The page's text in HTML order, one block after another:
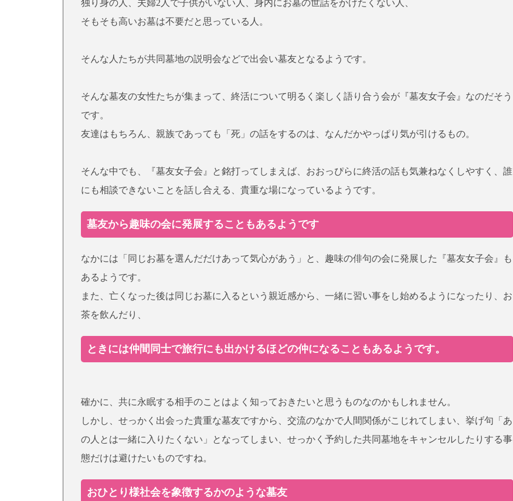
独り身の人、夫婦2人で子供がいない人、身内にお墓の世話をかけたくない人、
そもそも高いお墓は不要だと思っている人。
そんな人たちが共同墓地の説明会などで出会い墓友となるようです。
そんな墓友の女性たちが集まって、終活について明るく楽しく語り合う会が『墓友女子会』なのだそう
です。
友達はもちろん、親族であっても「死」の話をするのは、なんだかやっぱり気が引けるもの。
そんな中でも、『墓友女子会』と銘打ってしまえば、おおっぴらに終活の話も気兼ねなくしやすく、誰
にも相談できないことを話し合える、貴重な場になっているようです。
墓友から趣味の会に発展することもあるようです
なかには「同じお墓を選んだだけあって気心があう」と、趣味の俳句の会に発展した『墓友女子会』も
あるようです。
また、亡くなった後は同じお墓に入るという親近感から、一緒に習い事をし始めるようになったり、お
茶を飲んだり、
ときには仲間同士で旅行にも出かけるほどの仲になることもあるようです。
確かに、共に永眠する相手のことはよく知っておきたいと思うものなのかもしれません。
しかし、せっかく出会った貴重な墓友ですから、交流のなかで人間関係がこじれてしまい、挙げ句「あ
の人とは一緒に入りたくない」となってしまい、せっかく予約した共同墓地をキャンセルしたりする事
態だけは避けたいものですね。
おひとり様社会を象徴するかのような墓友